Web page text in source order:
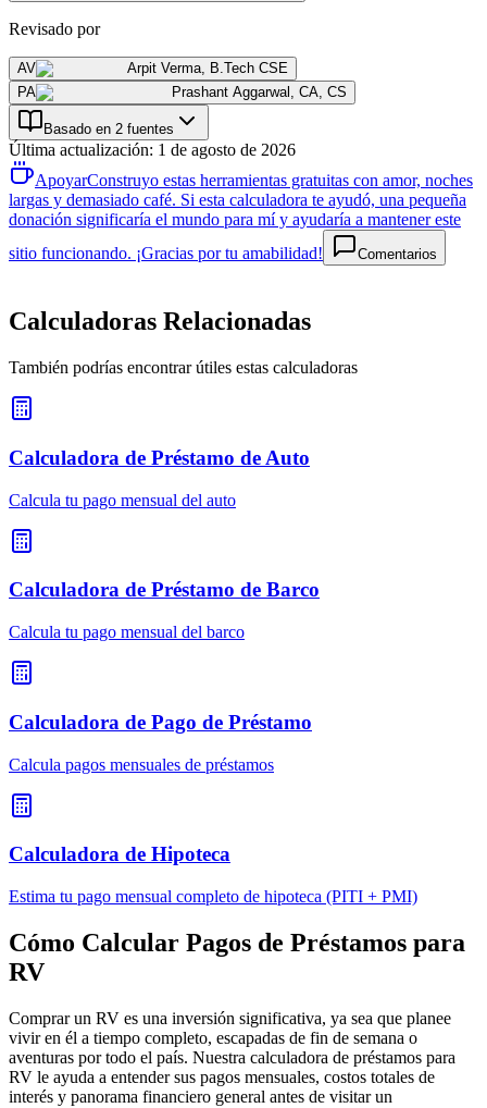
Revisado por
AV Arpit Verma, B.Tech CSE
PA
Prashant Aggarwal , CA, CS
Basado en 2 fuentes
Última actualización: 1 de agosto de 2026
ApoyarConstruyo estas herramientas gratuitas con amor, noches
largas y demasiado café. Si esta calculadora te ayudó, una pequeña
donación significaría el mundo para mí y ayudaría a mantener este
sitio funcionando. ¡Gracias por tu amabilidad!
Comentarios
Calculadoras Relacionadas
También podrías encontrar útiles estas calculadoras
Calculadora de Préstamo de Auto
Calcula tu pago mensual del auto
Calculadora de Préstamo de Barco
Calcula tu pago mensual del barco
Calculadora de Pago de Préstamo
Calcula pagos mensuales de préstamos
Calculadora de Hipoteca
Estima tu pago mensual completo de hipoteca (PITI + PMI)
Cómo Calcular Pagos de Préstamos para
RV
Comprar un RV es una inversión significativa, ya sea que planee
vivir en él a tiempo completo, escapadas de fin de semana o
aventuras por todo el país. Nuestra calculadora de préstamos para
RV le ayuda a entender sus pagos mensuales, costos totales de
interés y panorama financiero general antes de visitar un